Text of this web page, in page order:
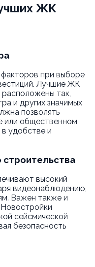
ЖК
при выборе
Лучшие ЖК
так,
и других значимых
позволять
или общественном
удобстве и
строительства
высокий
видеонаблюдению,
Важен также и
сейсмической
безопасность